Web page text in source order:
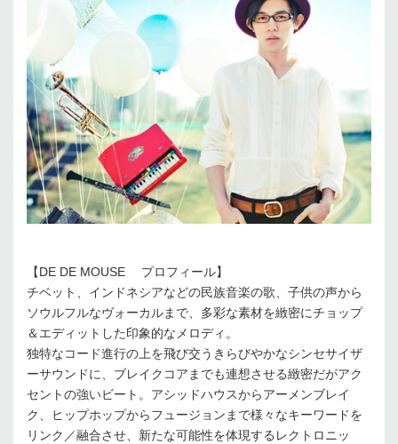
【DE DE MOUSE プロフィール】
チベット、インドネシアなどの民族音楽の歌、子供の声から
ソウルフルなヴォーカルまで、多彩な素材を緻密にチョップ
＆エディットした印象的なメロディ。
独特なコード進行の上を飛び交うきらびやかなシンセサイザ
ーサウンドに、ブレイクコアまでも連想させる緻密だがアク
セントの強いビート。アシッドハウスからアーメンブレイ
ク、ヒップホップからフュージョンまで様々なキーワードを
リンク／融合させ、新たな可能性を体現するレクトロニッ